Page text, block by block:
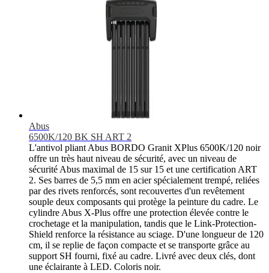
Abus
6500K/120 BK SH ART 2
L'antivol pliant Abus BORDO Granit XPlus 6500K/120 noir
offre un très haut niveau de sécurité, avec un niveau de
sécurité Abus maximal de 15 sur 15 et une certification ART
2. Ses barres de 5,5 mm en acier spécialement trempé, reliées
par des rivets renforcés, sont recouvertes d'un revêtement
souple deux composants qui protège la peinture du cadre. Le
cylindre Abus X-Plus offre une protection élevée contre le
crochetage et la manipulation, tandis que le Link-Protection-
Shield renforce la résistance au sciage. D'une longueur de 120
cm, il se replie de façon compacte et se transporte grâce au
support SH fourni, fixé au cadre. Livré avec deux clés, dont
une éclairante à LED. Coloris noir.